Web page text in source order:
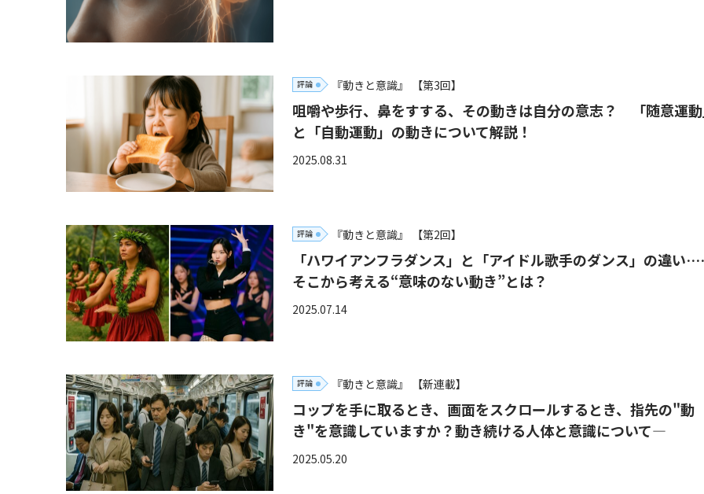
評論 『動きと意識』 【第3回】
咀嚼や歩行、鼻をすする、その動きは自分の意志？ 「随意運
と「自動運動」の動きについて解説！
2025.08.31
評論 『動きと意識』 【第2回】
「ハワイアンフラダンス」と「アイドル歌手のダンス」の違い
そこから考える“意味のない動き”とは？
2025.07.14
評論 『動きと意識』 【新連載】
コップを手に取るとき、画面をスクロールするとき、指先の"動
き"を意識していますか？動き続ける人体と意識について―
2025.05.20